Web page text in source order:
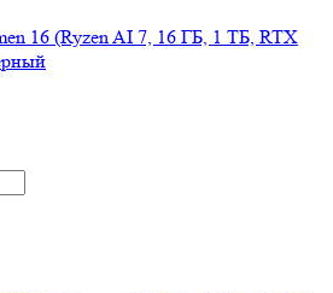
16 (Ryzen AI 7, 16 ГБ, 1 ТБ, RTX